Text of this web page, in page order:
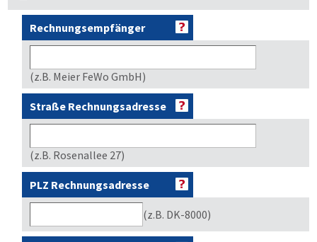
Rechnungsempfänger
(z.B. Meier FeWo GmbH)
Straße Rechnungsadresse
(z.B. Rosenallee 27)
PLZ Rechnungsadresse
(z.B. DK-8000)